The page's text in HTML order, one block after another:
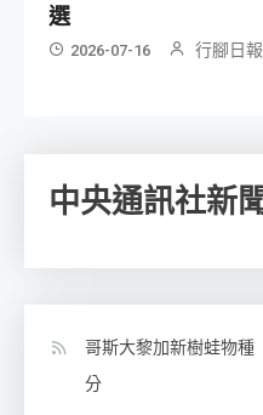
選
2026-07-16 行腳日報
中央通訊社新
哥斯大黎加新樹蛙物
分